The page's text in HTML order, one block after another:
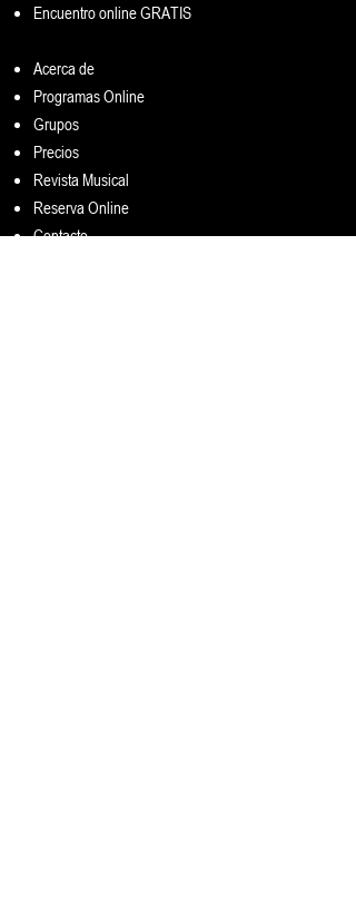
Encuentro online GRATIS
Acerca de
Programas Online
Grupos
Precios
Revista Musical
Reserva Online
Contacto